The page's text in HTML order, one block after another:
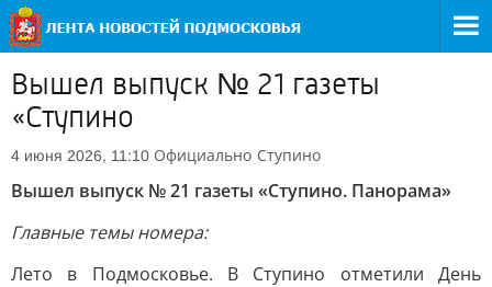
Вышел выпуск № 21 газеты
«Ступино
4 июня 2026, 11:10 Официально Ступино
Вышел выпуск № 21 газеты «Ступино. Панорама»
Главные темы номера:
Лето в Подмосковье. В Ступино отметили День